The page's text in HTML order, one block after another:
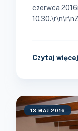
czerwca
Czytaj więcej
13 MAJ 2016